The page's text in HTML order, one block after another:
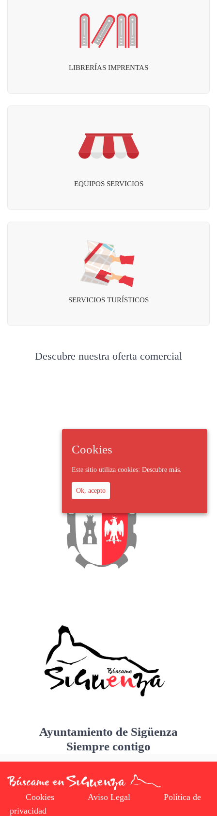
LIBRERÍAS IMPRENTAS
EQUIPOS SERVICIOS
SERVICIOS TURÍSTICOS
Descubre nuestra oferta comercial
Ayuntamiento de Sigüenza
Siempre contigo
Cookies Aviso Legal
Política de
privacidad
Cookies
Este sitio utiliza cookies: Descubre más.
Ok, acepto